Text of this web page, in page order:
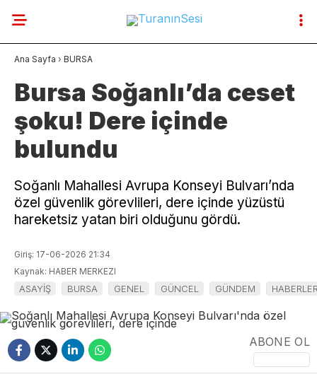
YAZARLAR
SON DAKİKA
GENEL
GÜNCEL
HABERLER
DÜNYA
POLİTİKA
EKONOMİ
Ana Sayfa › BURSA
Bursa Soğanlı’da ceset
şoku! Dere içinde
bulundu
Soğanlı Mahallesi Avrupa Konseyi Bulvarı’nda
özel güvenlik görevlileri, dere içinde yüzüstü
hareketsiz yatan biri olduğunu gördü.
Giriş: 17-06-2026 21:34
Kaynak: HABER MERKEZI
ASAYİŞ BURSA GENEL GÜNCEL GÜNDEM
ABONE OL